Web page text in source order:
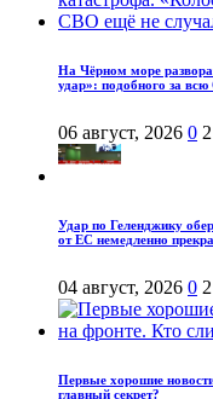
На Чёрном море
удар»: подобного за
06 август, 2026 0
Удар по Геленджику
от ЕС немедленно
04 август, 2026 0
Первые хорошие
главный секрет?